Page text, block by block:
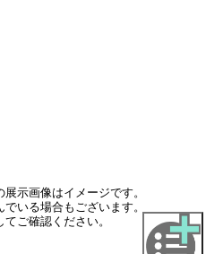
示画像はイメージです。
いる場合もございます。
ご確認ください。